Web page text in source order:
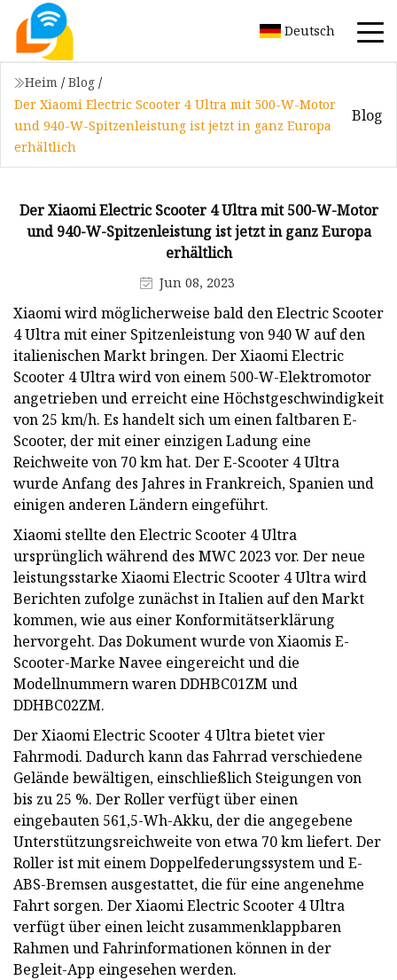
Deutsch
Heim / Blog /
Der Xiaomi Electric Scooter 4 Ultra mit 500-W-Motor
und 940-W-Spitzenleistung ist jetzt in ganz Europa
erhältlich
Blog
Der Xiaomi Electric Scooter 4 Ultra mit 500-W-Motor
und 940-W-Spitzenleistung ist jetzt in ganz Europa
erhältlich
Jun 08, 2023
Xiaomi wird möglicherweise bald den Electric Scooter
4 Ultra mit einer Spitzenleistung von 940 W auf den
italienischen Markt bringen. Der Xiaomi Electric
Scooter 4 Ultra wird von einem 500-W-Elektromotor
angetrieben und erreicht eine Höchstgeschwindigkeit
von 25 km/h. Es handelt sich um einen faltbaren E-
Scooter, der mit einer einzigen Ladung eine
Reichweite von 70 km hat. Der E-Scooter 4 Ultra
wurde Anfang des Jahres in Frankreich, Spanien und
einigen anderen Ländern eingeführt.
Xiaomi stellte den Electric Scooter 4 Ultra
ursprünglich während des MWC 2023 vor. Der neue
leistungsstarke Xiaomi Electric Scooter 4 Ultra wird
Berichten zufolge zunächst in Italien auf den Markt
kommen, wie aus einer Konformitätserklärung
hervorgeht. Das Dokument wurde von Xiaomis E-
Scooter-Marke Navee eingereicht und die
Modellnummern waren DDHBC01ZM und
DDHBC02ZM.
Der Xiaomi Electric Scooter 4 Ultra bietet vier
Fahrmodi. Dadurch kann das Fahrrad verschiedene
Gelände bewältigen, einschließlich Steigungen von
bis zu 25 %. Der Roller verfügt über einen
eingebauten 561,5-Wh-Akku, der die angegebene
Unterstützungsreichweite von etwa 70 km liefert. Der
Roller ist mit einem Doppelfederungssystem und E-
ABS-Bremsen ausgestattet, die für eine angenehme
Fahrt sorgen. Der Xiaomi Electric Scooter 4 Ultra
verfügt über einen leicht zusammenklappbaren
Rahmen und Fahrinformationen können in der
Begleit-App eingesehen werden.